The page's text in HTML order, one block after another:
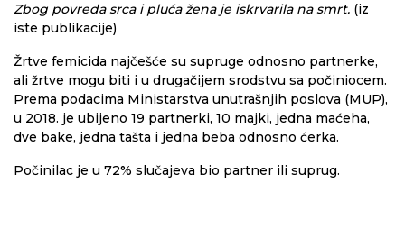
Zbog povreda srca i pluća žena je iskrvarila na smrt. (iz
iste publikacije)
Žrtve femicida najčešće su supruge odnosno partnerke,
ali žrtve mogu biti i u drugačijem srodstvu sa počiniocem.
Prema podacima Ministarstva unutrašnjih poslova (MUP),
u 2018. je ubijeno 19 partnerki, 10 majki, jedna maćeha,
dve bake, jedna tašta i jedna beba odnosno ćerka.
Počinilac je u 72% slučajeva bio partner ili suprug.